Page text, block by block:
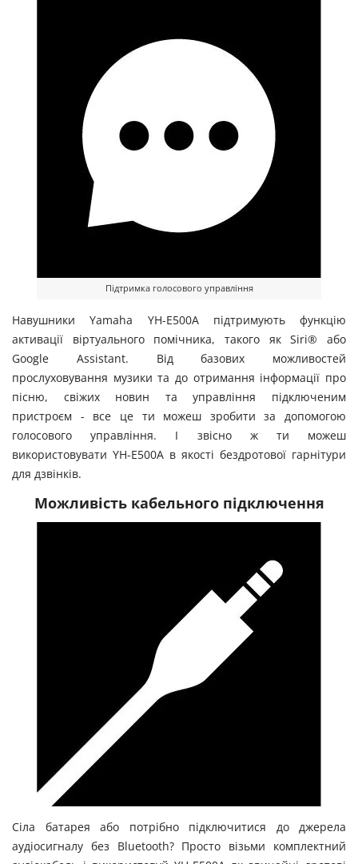
Підтримка голосового управління
Навушники Yamaha YH-E500A підтримують функцію
активації віртуального помічника, такого як Siri® або
Google Assistant. Від базових можливостей
прослуховування музики та до отримання інформації про
пісню, свіжих новин та управління підключеним
пристроєм - все це ти можеш зробити за допомогою
голосового управління. І звісно ж ти можеш
використовувати YH-E500A в якості бездротової гарнітури
для дзвінків.
Можливість кабельного підключення
Сіла батарея або потрібно підключитися до джерела
аудіосигналу без Bluetooth? Просто візьми комплектний